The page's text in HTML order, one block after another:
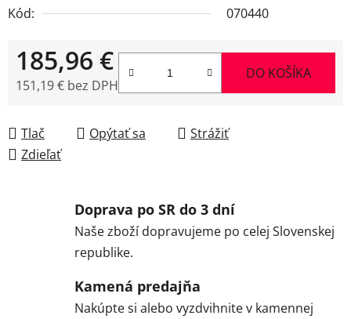
Kód:
070440
185,96 €
151,19 € bez DPH
DO KOŠÍKA
Tlač Opýtať sa
Strážiť
Zdieľať
Doprava po SR do 3 dní
Naše zboží dopravujeme po celej Slovenskej
republike.
Kamená predajňa
Nakúpte si alebo vyzdvihnite v kamennej